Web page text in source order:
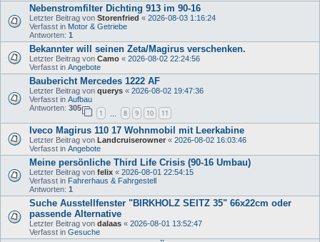
Nebenstromfilter Dichting 913 im 90-16
Letzter Beitrag von Storenfried « 2026-08-03 1:16:24
Verfasst in Motor & Getriebe
Antworten: 1
Bekannter will seinen Zeta/Magirus verschenken.
Letzter Beitrag von Camo « 2026-08-02 22:24:56
Verfasst in Angebote
Baubericht Mercedes 1222 AF
Letzter Beitrag von querys « 2026-08-02 19:47:36
Verfasst in Aufbau
Antworten: 305
1 8 9 10 11
Iveco Magirus 110 17 Wohnmobil mit Leerkabine
Letzter Beitrag von Landcruiserowner « 2026-08-02 16:03:46
Verfasst in Angebote
Meine persönliche Third Life Crisis (90-16 Umbau)
Letzter Beitrag von felix « 2026-08-01 22:54:15
Verfasst in Fahrerhaus & Fahrgestell
Antworten: 1
Suche Ausstellfenster "BIRKHOLZ SEITZ 35" 66x22cm oder
passende Alternative
Letzter Beitrag von dalaas « 2026-08-01 13:52:47
Verfasst in Gesuche